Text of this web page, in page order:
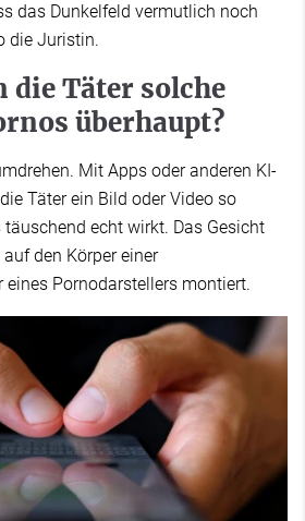
das Dunkelfeld vermutlich noch
die Juristin.
die Täter solche
überhaupt?
Mit Apps oder anderen KI-
Täter ein Bild oder Video so
echt wirkt. Das Gesicht
den Körper einer
eines Pornodarstellers montiert.